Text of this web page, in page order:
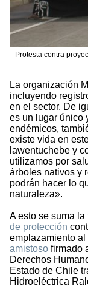
Protesta contra
La organización
incluyendo
en el sector. De
es un lugar único
endémicos,
existe vida en
lawentuchebe y
utilizamos por
árboles nativos y
podrán hacer lo
naturaleza».
A esto se suma
de protección
emplazamiento al
amistoso firmado
Derechos
Estado de Chile
Hidroeléctrica